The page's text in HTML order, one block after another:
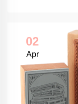
02
Apr